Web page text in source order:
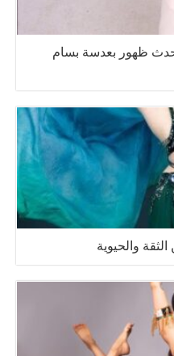
ظهور بعدسة بسام
والحيوية